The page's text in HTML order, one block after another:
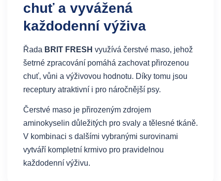
chuť a vyvážená
každodenní výživa
Řada BRIT FRESH využívá čerstvé maso, jehož
šetrné zpracování pomáhá zachovat přirozenou
chuť, vůni a výživovou hodnotu. Díky tomu jsou
receptury atraktivní i pro náročnější psy.
Čerstvé maso je přirozeným zdrojem
aminokyselin důležitých pro svaly a tělesné tkáně.
V kombinaci s dalšími vybranými surovinami
vytváří kompletní krmivo pro pravidelnou
každodenní výživu.